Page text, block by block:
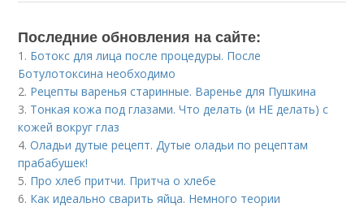
Последние обновления на сайте:
1. Ботокс для лица после процедуры. После
Ботулотоксина необходимо
2. Рецепты варенья старинные. Варенье для Пушкина
3. Тонкая кожа под глазами. Что делать (и НЕ делать) с
кожей вокруг глаз
4.Оладьи дутые рецепт. Дутые оладьи по рецептам
прабабушек!
5. Про хлеб притчи. Притча о хлебе
6. Как идеально сварить яйца. Немного теории